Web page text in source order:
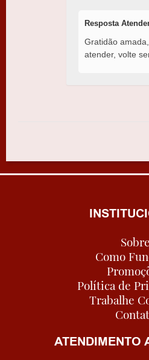
Resposta
Gratidão
atender, volte
Sobre
Como
Política de
Trabalhe
ATENDIMENTO